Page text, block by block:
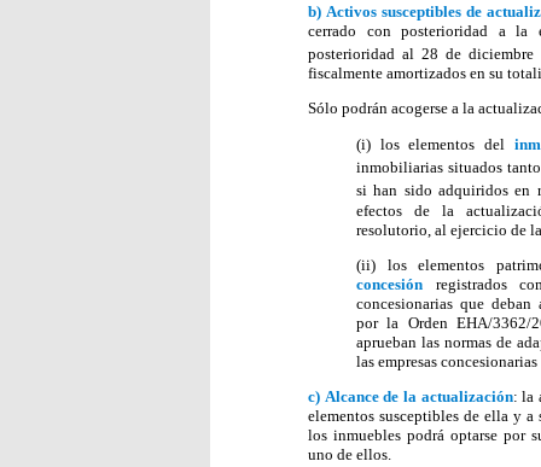
b) Activos susceptibles de
cerrado con posterioridad a la
posterioridad al 28 de diciembre
fiscalmente amortizados en su
Sólo podrán acogerse a la
(i) los elementos del
inmobiliarias situados
si han sido adquiridos en
efectos de la
resolutorio, al ejercicio de
(ii) los elementos
concesión registrados
concesionarias que
por la Orden EHA/3362/
aprueban las normas de
las empresas
c) Alcance de la actualización: la
elementos susceptibles de ella y a
los inmuebles podrá optarse por
uno de ellos.